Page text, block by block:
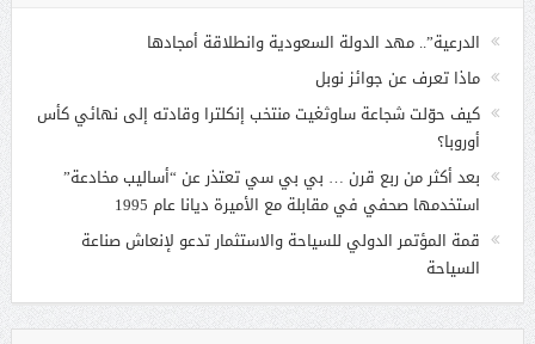
الدرعية”.. مهد الدولة السعودية وانطلاقة أمجادها
ماذا تعرف عن جوائز نوبل
كيف حوّلت شجاعة ساوثغيت منتخب إنكلترا وقادته إلى نهائي كأس
أوروبا؟
بعد أكثر من ربع قرن … بي بي سي تعتذر عن “أساليب مخادعة”
استخدمها صحفي في مقابلة مع الأميرة ديانا عام 1995
قمة المؤتمر الدولي للسياحة والاستثمار تدعو لإنعاش صناعة
السياحة